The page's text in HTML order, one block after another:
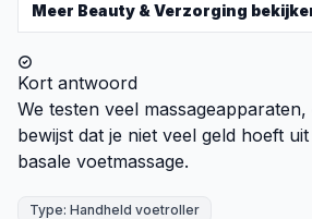
Meer Beauty & Verzorging
Kort antwoord
We testen veel
bewijst dat je niet veel geld hoeft
basale voetmassage.
Type: Handheld voetroller